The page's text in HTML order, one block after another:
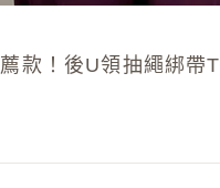
款！後U領抽繩綁帶T